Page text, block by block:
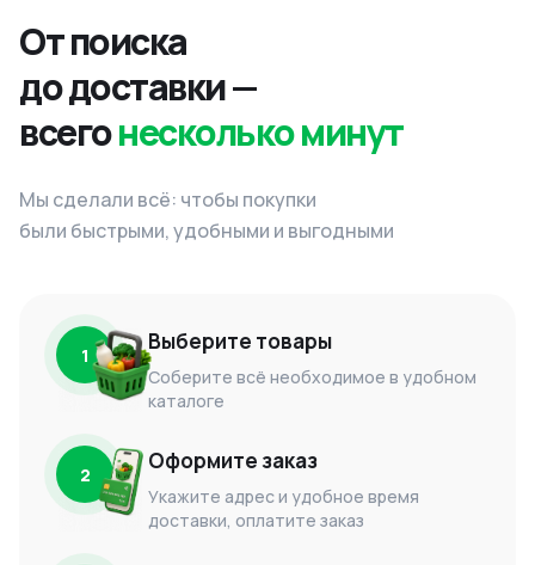
От поиска
до доставки —
всегонесколько минут
Мы сделали всё: чтобы покупки
были быстрыми, удобными и выгодными
1 Выберите товары
Соберите всё необходимое в удобном
каталоге
2 Оформите заказ
Укажите адрес и удобное время
доставки, оплатите заказ